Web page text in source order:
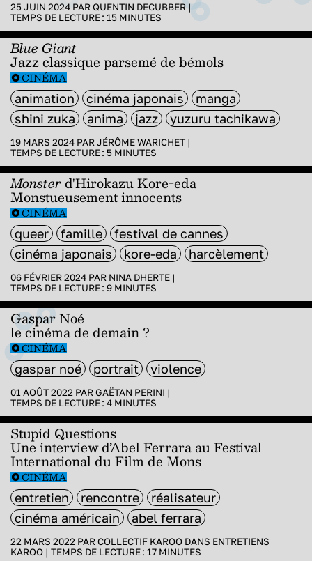
25 JUIN 2024 PARQUENTIN DECUBBER |
TEMPS DE LECTURE : 15 MINUTES
Blue Giant
Jazz classique parsemé de bémols
CINÉMA
animation cinéma japonais
manga
shini zuka
anima jazz yuzuru tachikawa
19 MARS 2024 PARJÉRÔME WARICHET |
TEMPS DE LECTURE : 5 MINUTES
Monsterd'Hirokazu Kore-eda
Monstueusement innocents
CINÉMA
queer famille
festival de cannes
cinéma japonais
kore-eda harcèlement
06 FÉVRIER 2024 PAR NINA DHERTE |
TEMPS DE LECTURE : 9 MINUTES
Gaspar Noé
le cinéma de demain ?
CINÉMA
gaspar noé portrait violence
01 AOÛT 2022 PARGAËTAN PERINI |
TEMPS DE LECTURE : 4 MINUTES
Stupid Questions
Une interview d’Abel Ferrara au Festival
International du Film de Mons
CINÉMA
entretien rencontre
réalisateur
cinéma américain
abel ferrara
22 MARS 2022 PARCOLLECTIF KAROO DANS ENTRETIENS
KAROO | TEMPS DE LECTURE : 17 MINUTES